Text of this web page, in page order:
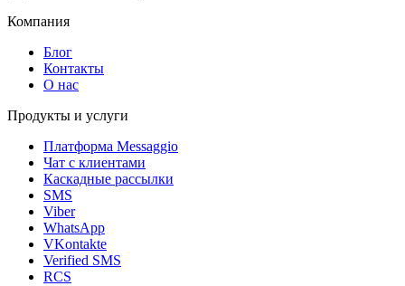
Компания
Блог
Контакты
О нас
Продукты и услуги
Платформа Messaggio
Чат с клиентами
Каскадные рассылки
SMS
Viber
WhatsApp
VKontakte
Verified SMS
RCS